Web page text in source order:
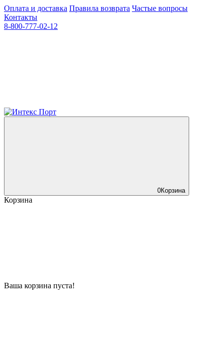
Оплата и доставка Правила возврата Частые вопросы
Контакты
8-800-777-02-12
0Корзина
Корзина
Ваша корзина пуста!